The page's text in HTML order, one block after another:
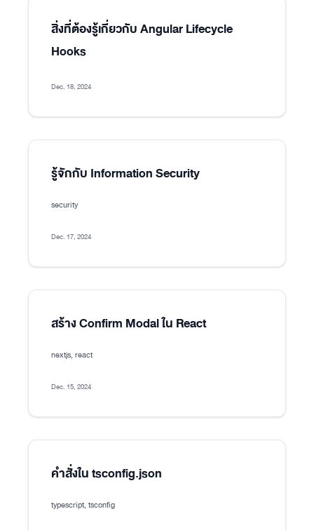
สิ่งที่ต้องรู้เกี่ยวกับ Angular Lifecycle
Hooks
Dec. 18, 2024
รู้จักกับ Information Security
security
Dec. 17, 2024
สร้าง Confirm Modal ใน React
nextjs, react
Dec. 15, 2024
คำสั่งใน tsconfig.json
typescript, tsconfig